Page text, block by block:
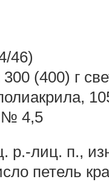
46)
300 (400) г
№ 4,5
р.-лиц. п.,
петель